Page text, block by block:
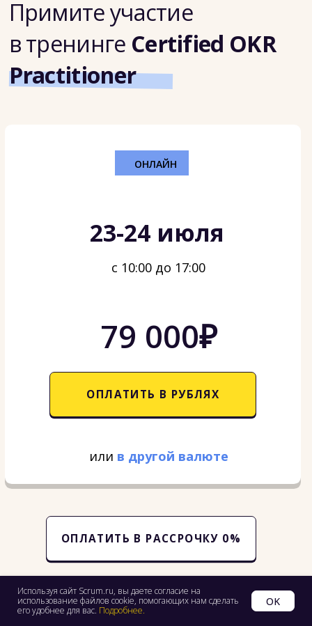
Используя сайт Scrum.ru, вы даете согласие на
использование файлов cookie, помогающих нам сделать
его удобнее для вас. Подробнее.
OK